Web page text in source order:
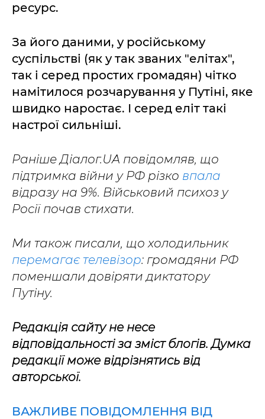
ресурс.
За його даними, у російському
суспільстві (як у так званих "елітах",
так і серед простих громадян) чітко
намітилося розчарування у Путіні, яке
швидко наростає. І серед еліт такі
настрої сильніші.
Раніше Діалог.UA повідомляв, що
підтримка війни у РФ різко впала
відразу на 9%. Військовий психоз у
Росії почав стихати.
Ми також писали, що холодильник
перемагає телевізор: громадяни РФ
поменшали довіряти диктатору
Путіну.
Редакція сайту не несе
відповідальності за зміст блогів. Думка
редакції може відрізнятись від
авторської.
ВАЖЛИВЕ ПОВІДОМЛЕННЯ ВІД